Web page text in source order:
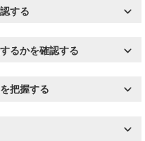
する
るかを確認する
把握する